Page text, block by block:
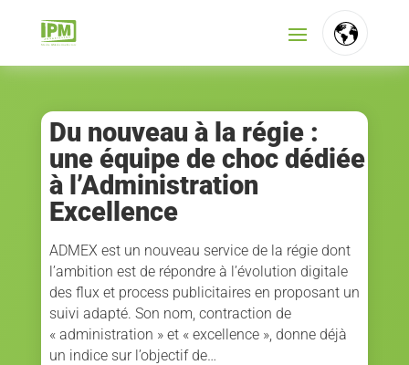
EN
Du nouveau à la régie :
une équipe de choc dédiée
à l’Administration
Excellence
ADMEX est un nouveau service de la régie dont
l’ambition est de répondre à l’évolution digitale
des flux et process publicitaires en proposant un
suivi adapté. Son nom, contraction de
« administration » et « excellence », donne déjà
un indice sur l’objectif de…